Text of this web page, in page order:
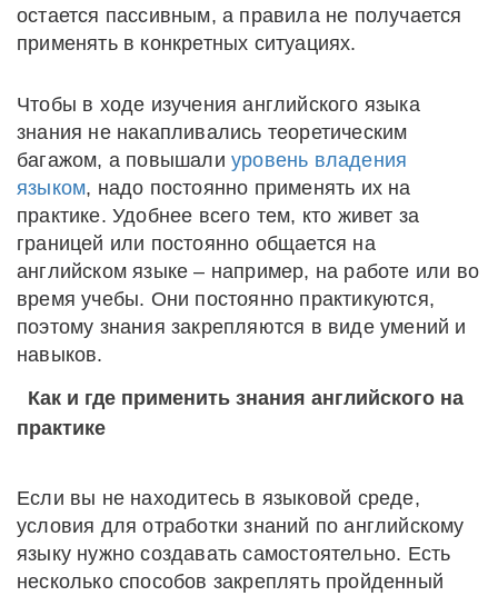
остается пассивным, а правила не получается
применять в конкретных ситуациях.
Чтобы в ходе изучения английского языка
знания не накапливались теоретическим
багажом, а повышали уровень владения
языком, надо постоянно применять их на
практике. Удобнее всего тем, кто живет за
границей или постоянно общается на
английском языке – например, на работе или во
время учебы. Они постоянно практикуются,
поэтому знания закрепляются в виде умений и
навыков.
Как и где применить знания английского на
практике
Если вы не находитесь в языковой среде,
условия для отработки знаний по английскому
языку нужно создавать самостоятельно. Есть
несколько способов закреплять пройденный